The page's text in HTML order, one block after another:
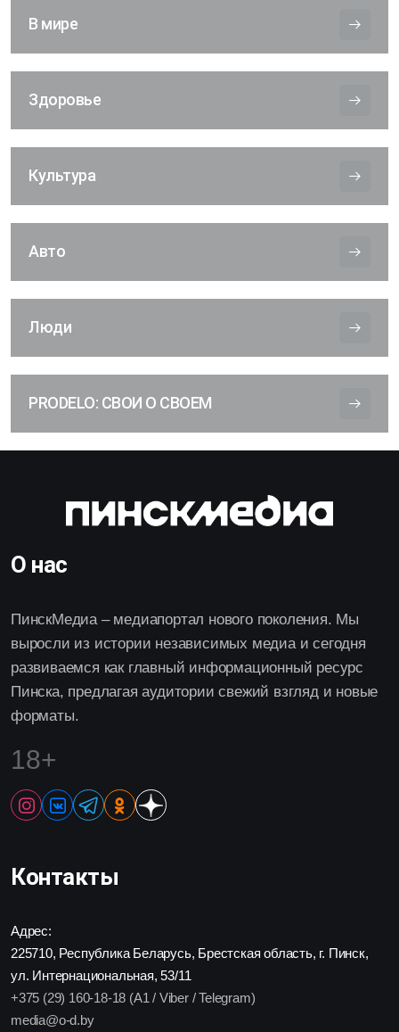
В мире
Здоровье
Культура
Авто
Люди
PRODELO: СВОИ О СВОЕМ
О нас
ПинскМедиа – медиапортал нового поколения. Мы
выросли из истории независимых медиа и сегодня
развиваемся как главный информационный ресурс
Пинска, предлагая аудитории свежий взгляд и новые
форматы.
18+
Контакты
Адрес:
225710, Республика Беларусь, Брестская область, г. Пинск,
ул. Интернациональная, 53/11
+375 (29) 160-18-18 (A1 / Viber / Telegram)
media@o-d.by